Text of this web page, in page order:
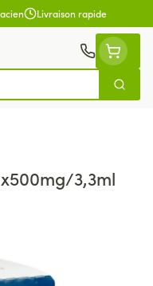
Livraison rapide
3,3ml